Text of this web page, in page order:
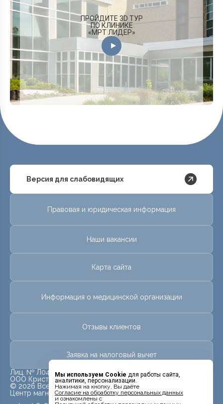
Мы используем Cookie для работы сайта,
аналитики, персонализации.
Нажимая на кнопку, Вы даёте
Cогласие на обработку персональных данных
и ознакомлены с
ПРОЙДИТЕ 3D ТУР
ПО КЛИНИКЕ
«МРТ ЛИДЕР»
Версия для слабовидящих
Правовая и юридическая информация
Наши вакансии
Карта сайта
Информация о медицинской организации
Отзывы клиентов
Заявка на налоговый вычет
Лиц. № Л041-01155-49/00313256 от 03 мая 2017г.
ООО Кристалл
© 2026 Все права защищены.
Центр магнитно-резонансной томографии «МРТ Лидер»